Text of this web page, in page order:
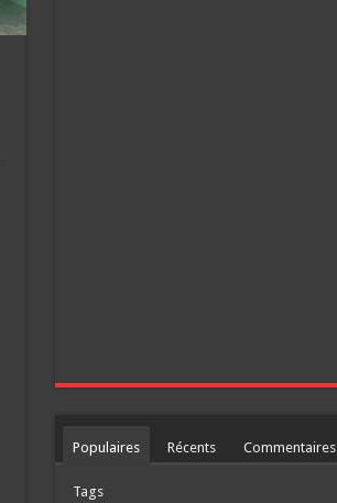
Populaires Récents Commentaires
Tags